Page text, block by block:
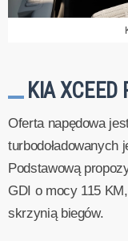
KIA XCEED
Oferta napędowa
turbodoładowanych
Podstawową
GDI o mocy 115
skrzynią biegów.